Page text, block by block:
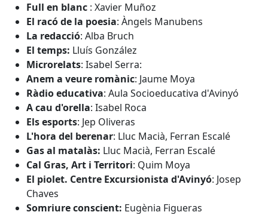
Full en blanc : Xavier Muñoz
El racó de la poesia: Àngels Manubens
La redacció: Alba Bruch
El temps: Lluís González
Microrelats: Isabel Serra:
Anem a veure romànic: Jaume Moya
Ràdio educativa: Aula Socioeducativa d'Avinyó
A cau d'orella: Isabel Roca
Els esports: Jep Oliveras
L'hora del berenar: Lluc Macià, Ferran Escalé
Gas al matalàs: Lluc Macià, Ferran Escalé
Cal Gras, Art i Territori: Quim Moya
El piolet. Centre Excursionista d'Avinyó: Josep
Chaves
Somriure conscient: Eugènia Figueras